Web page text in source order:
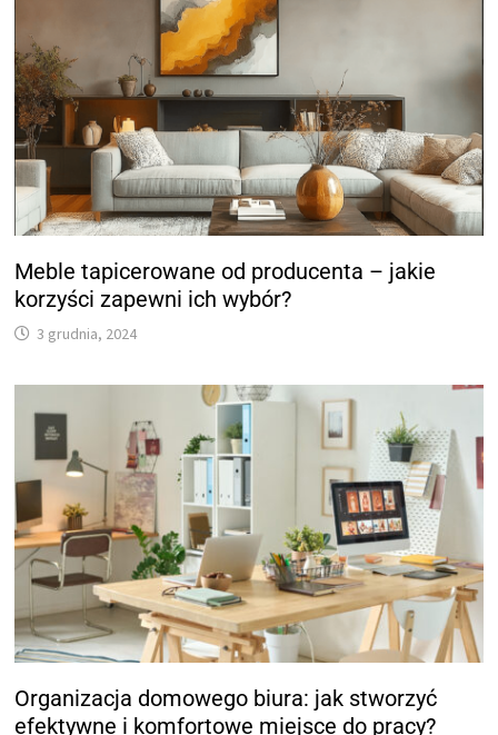
Meble tapicerowane od producenta – jakie
korzyści zapewni ich wybór?
3 grudnia, 2024
Organizacja domowego biura: jak stworzyć
efektywne i komfortowe miejsce do pracy?